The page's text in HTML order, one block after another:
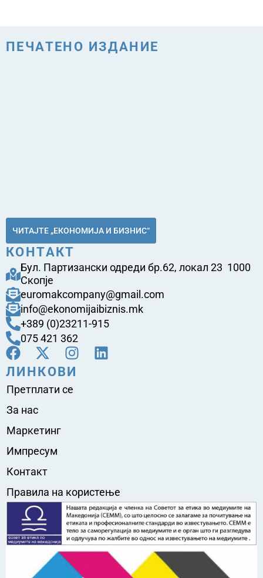
ПЕЧАТЕНО ИЗДАНИЕ
ЧИТАЈТЕ „ЕКОНОМИЈА И БИЗНИС“
КОНТАКТ
Бул. Партизански одреди бр.62, локал 23 1000
Скопје
euromakcompany@gmail.com
info@ekonomijaibiznis.mk
+389 (0)23211-915
075 421 362
ЛИНКОВИ
Претплати се
За нас
Маркетинг
Импресум
Контакт
Правила на користење